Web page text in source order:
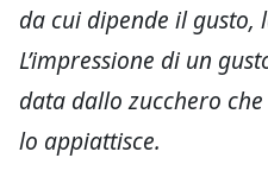
da cui dipende il gusto,
L’impressione di un
data dallo zucchero
lo appiattisce.